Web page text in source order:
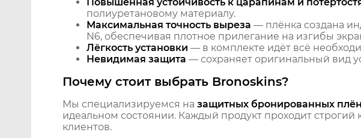
Повышенная устойчивость к царапинам и
полиуретановому материалу.
Максимальная точность выреза — плёнка создана
N6, обеспечивая плотное прилегание на изгибы
Лёгкость установки — в комплекте идёт всё
Невидимая защита — сохраняет оригинальный вид
Почему стоит выбрать Bronoskins?
Мы специализируемся на защитных бронированных
идеальном состоянии. Каждый продукт проходит
клиентов.